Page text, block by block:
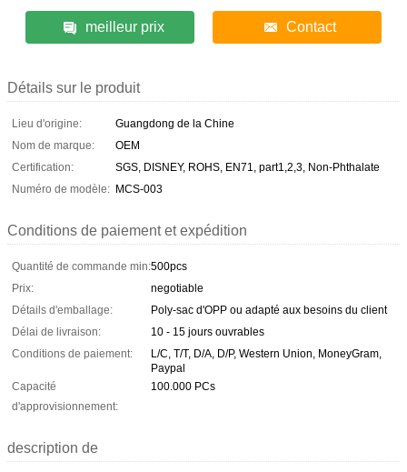
meilleur prix Contact
Détails sur le produit
Lieu d'origine:
Guangdong de la Chine
Nom de marque:
OEM
Certification:
SGS, DISNEY, ROHS, EN71, part1,2,3, Non-Phthalate
Numéro de modèle: MCS-003
Conditions de paiement et expédition
Quantité de commande min:500pcs
Prix:
negotiable
Détails d'emballage:
Poly-sac d'OPP ou adapté aux besoins du client
Délai de livraison:
10 - 15 jours ouvrables
Conditions de paiement:
L/C, T/T, D/A, D/P, Western Union, MoneyGram,
Paypal
Capacité
d'approvisionnement:
100.000 PCs
description de